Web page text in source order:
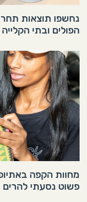
הפולים ובתי
מחוות הקפה
פשוט נסעתי להרים